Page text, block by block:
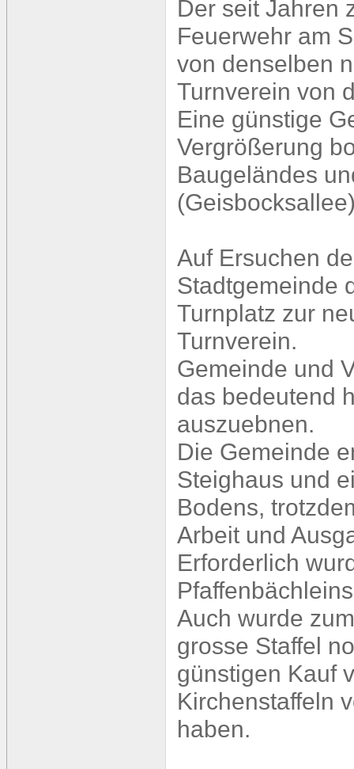
Der seit Jahren
Feuerwehr am
von denselben
Turnverein von
Eine günstige
Vergrößerung
Baugeländes
Auf Ersuchen
Stadtgemeinde
Turnplatz zur
Turnverein.
Gemeinde und
das bedeutend
auszuebnen.
Die Gemeinde
Steighaus und
Bodens,
Arbeit und
Erforderlich
Auch wurde
grosse Staffel
günstigen Kauf
Kirchenstaffeln
haben.